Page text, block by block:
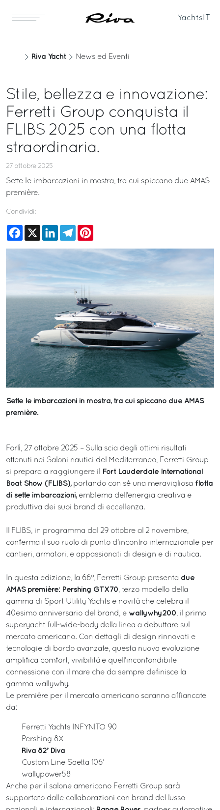
Yachts
Riva Yacht News ed Eventi
Stile, bellezza e innovazione:
Ferretti Group conquista il
FLIBS 2025 con una flotta
straordinaria.
27 ottobre 2025
Sette le imbarcazioni in mostra, tra cui spiccano due AMAS
première.
Condividi:
Facebook
X LinkedInTelegram
Sette le imbarcazioni in mostra, tra cui spiccano due AMAS
première.
Forlì, 27 ottobre 2025 – Sulla scia degli ottimi risultati
ottenuti nei Saloni nautici del Mediterraneo, Ferretti Group
si prepara a raggiungere il
Fort Lauderdale International
Boat Show (FLIBS),portando con sé una meravigliosa flotta
di sette imbarcazioni,emblema dell’energia creativa e
produttiva dei suoi brand di eccellenza.
Il FLIBS, in programma dal 29 ottobre al 2 novembre,
conferma il suo ruolo di punto d’incontro internazionale per
cantieri, armatori, e appassionati di design e di nautica.
In questa edizione, la 66ª, Ferretti Group presenta due
AMAS première: Pershing GTX70 , terzo modello della
gamma di Sport Utility Yachts e novità che celebra il
40esimo anniversario del brand, e wallywhy200 , il primo
superyacht full-wide-body della linea a debuttare sul
mercato americano. Con dettagli di design rinnovati e
tecnologie di bordo avanzate, questa nuova evoluzione
amplifica comfort, vivibilità e quell’inconfondibile
connessione con il mare che da sempre definisce la
gamma wallywhy.
Le première per il mercato americano saranno affiancate
da:
Ferretti Yachts INFYNITO 90
Pershing 8X
Riva 82’ Diva
Custom Line Saetta 106’
wallypower58
Anche per il salone americano Ferretti Group sarà
supportato dalle collaborazioni con brand del lusso